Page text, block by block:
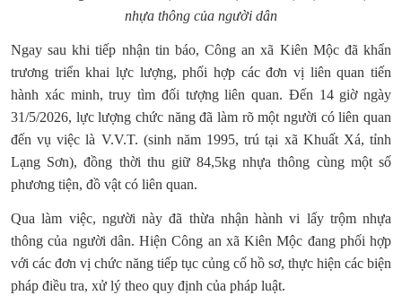
nhựa thông của người dân
Ngay sau khi tiếp nhận tin báo, Công an xã Kiên Mộc đã khẩn
trương triển khai lực lượng, phối hợp các đơn vị liên quan tiến
hành xác minh, truy tìm đối tượng liên quan. Đến 14 giờ ngày
31/5/2026, lực lượng chức năng đã làm rõ một người có liên quan
đến vụ việc là V.V.T. (sinh năm 1995, trú tại xã Khuất Xá, tỉnh
Lạng Sơn), đồng thời thu giữ 84,5kg nhựa thông cùng một số
phương tiện, đồ vật có liên quan.
Qua làm việc, người này đã thừa nhận hành vi lấy trộm nhựa
thông của người dân. Hiện Công an xã Kiên Mộc đang phối hợp
với các đơn vị chức năng tiếp tục củng cố hồ sơ, thực hiện các biện
pháp điều tra, xử lý theo quy định của pháp luật.